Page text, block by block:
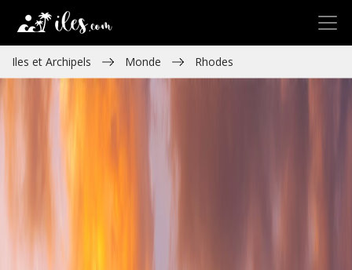
Iles et Archipels Monde Rhodes